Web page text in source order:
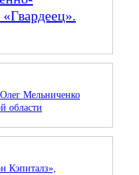
Мельниченко
области
Кэпиталз»,